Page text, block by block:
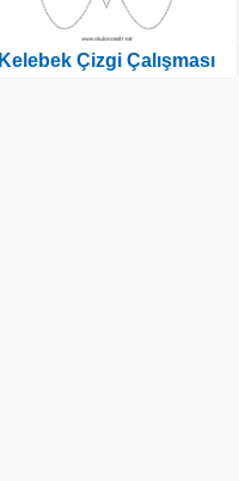
Kelebek Çizgi Çalışması